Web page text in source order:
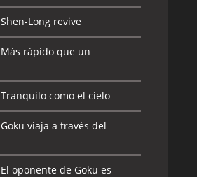
Shen-Long revive
Más rápido que un
Tranquilo como el cielo
Goku viaja a través del
El oponente de Goku es